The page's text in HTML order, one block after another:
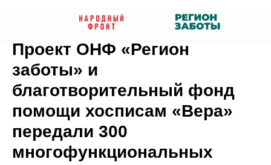
Проект ОНФ «Регион
заботы» и
благотворительный фонд
помощи хосписам «Вера»
передали 300
многофункциональных